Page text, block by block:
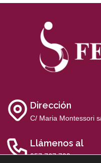
Dirección
C/ Maria Montessori
Llámenos al
957 767 700